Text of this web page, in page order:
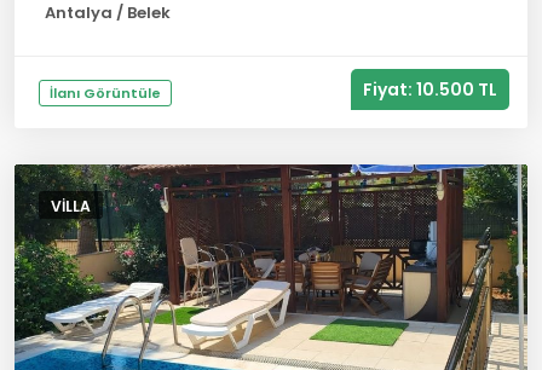
Antalya / Belek
İlanı Görüntüle Fiyat: 10.500 TL
VILLA